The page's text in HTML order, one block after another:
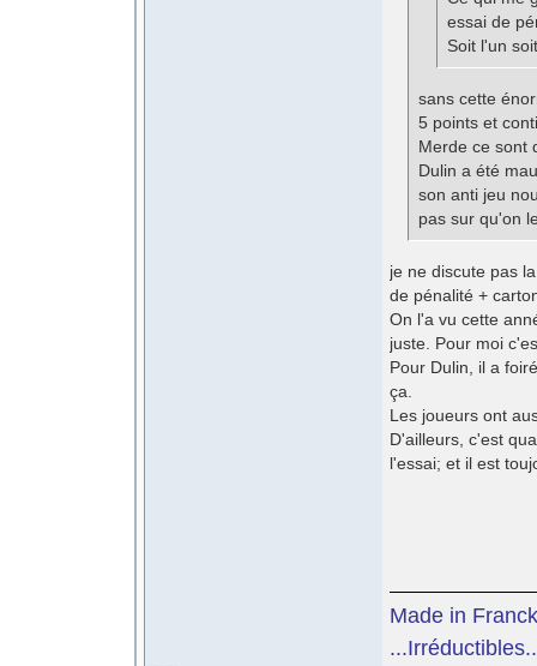
essai de
Soit l'un
sans cette
5 points et
Merde ce sont
Dulin a été
son anti jeu
pas sur qu'on
je ne discute pas
de pénalité +
On l'a vu cette
juste. Pour moi
Pour Dulin, il a
ça.
Les joueurs ont
D'ailleurs, c'est
l'essai; et il est
Made in Franck